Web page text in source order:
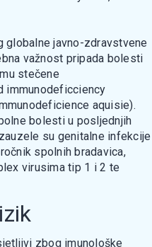
globalne javno-zdravstvene
važnost pripada bolesti
stečene
immunodeficciency
aquisie).
bolesti u posljednjih
su genitalne infekcije
spolnih bradavica,
virusima tip 1 i 2 te
zbog imunološke